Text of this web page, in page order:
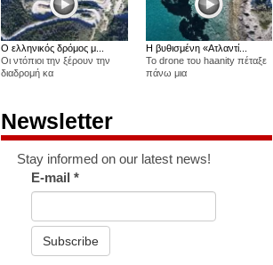
Ο ελληνικός δρόμος μ...
Οι ντόπιοι την ξέρουν την
διαδρομή κα
Η βυθισμένη «Ατλαντί...
Το drone του haanity πέταξε
πάνω μια
Newsletter
Stay informed on our latest news!
E-mail*
Subscribe